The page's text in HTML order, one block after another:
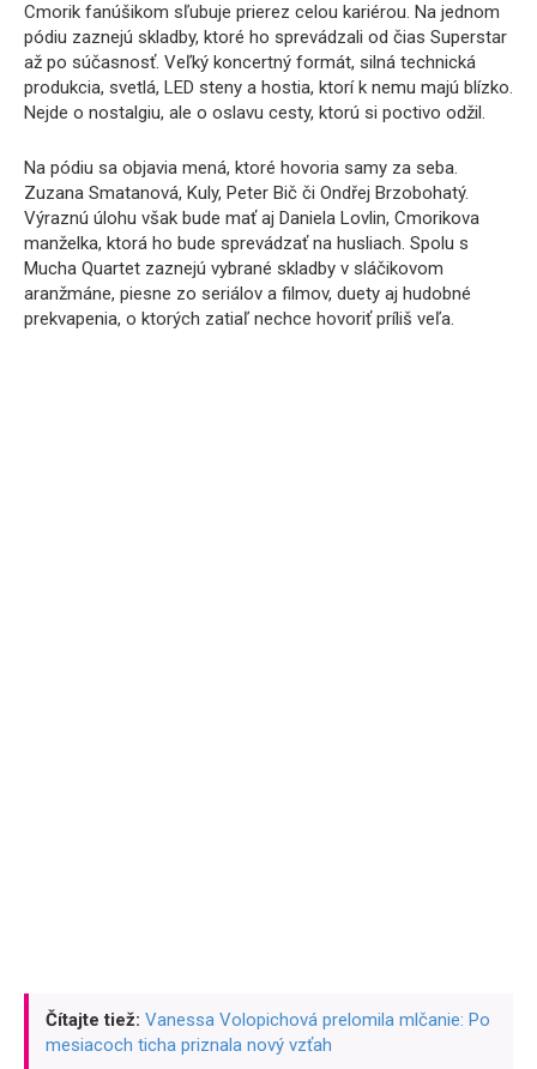
Cmorik fanúšikom sľubuje prierez celou kariérou. Na jednom
pódiu zaznejú skladby, ktoré ho sprevádzali od čias Superstar
až po súčasnosť. Veľký koncertný formát, silná technická
produkcia, svetlá, LED steny a hostia, ktorí k nemu majú blízko.
Nejde o nostalgiu, ale o oslavu cesty, ktorú si poctivo odžil.
Na pódiu sa objavia mená, ktoré hovoria samy za seba.
Zuzana Smatanová, Kuly, Peter Bič či Ondřej Brzobohatý.
Výraznú úlohu však bude mať aj Daniela Lovlin, Cmorikova
manželka, ktorá ho bude sprevádzať na husliach. Spolu s
Mucha Quartet zaznejú vybrané skladby v sláčikovom
aranžmáne, piesne zo seriálov a filmov, duety aj hudobné
prekvapenia, o ktorých zatiaľ nechce hovoriť príliš veľa.
Čítajte tiež: Vanessa Volopichová prelomila mlčanie: Po
mesiacoch ticha priznala nový vzťah